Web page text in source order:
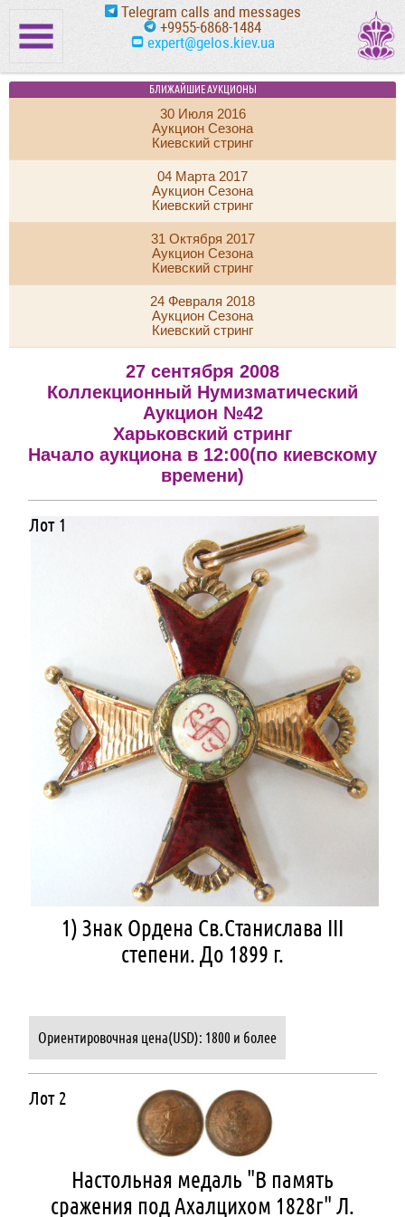
Telegram calls and messages
+9955-6868-1484
expert@gelos.kiev.ua
БЛИЖАЙШИЕ АУКЦИОНЫ
30 Июля 2016
Аукцион Сезона
Киевский стринг
04 Марта 2017
Аукцион Сезона
Киевский стринг
31 Октября 2017
Аукцион Сезона
Киевский стринг
24 Февраля 2018
Аукцион Сезона
Киевский стринг
27 сентября 2008
Коллекционный Нумизматический
Аукцион №42
Харьковский стринг
Начало аукциона в 12:00(по киевскому
времени)
Лот 1
1) Знак Ордена Св.Станислава III
степени. До 1899 г.
Ориентировочная цена(USD): 1800 и более
Лот 2
Настольная медаль "В память
сражения под Ахалцихом 1828г" Л.